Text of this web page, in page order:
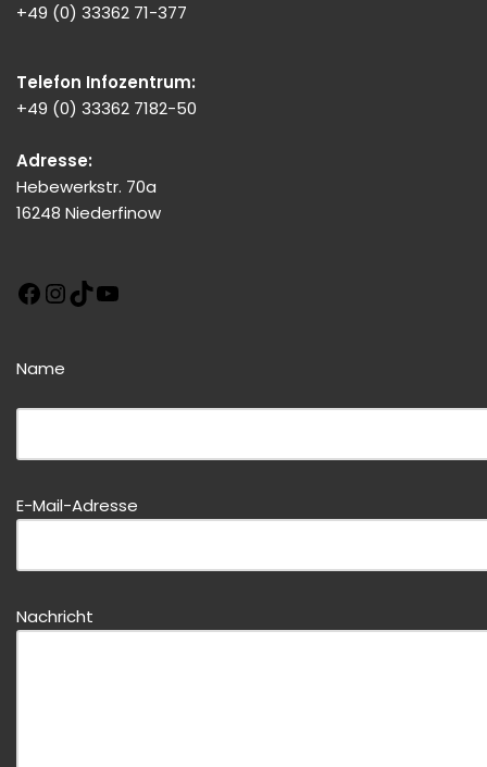
+49 (0) 33362 71-377
Telefon Infozentrum:
+49 (0) 33362 7182-50
Adresse:
Hebewerkstr. 70a
16248 Niederfinow
Name
Bitte dieses Feld leer lassen!
Bitte dieses Feld leer lassen!
E-Mail-Adresse
Nachricht